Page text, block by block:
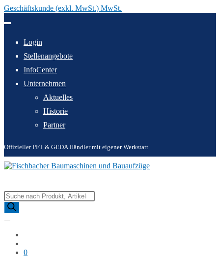
Geschäftskunde (exkl. MwSt.) MwSt.
Inhalt
Login
Stellenangebote
InfoCenter
Unternehmen
Aktuelles
Historie
Partner
Offizieller PFT & GEDA Händler mit eigener Werkstatt
Products
search
0